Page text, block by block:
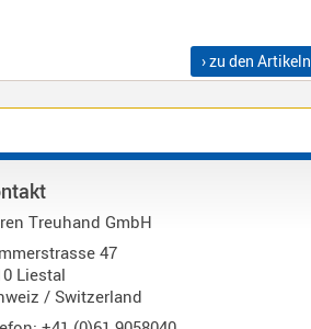
› zu den Artikeln
Treuhand GmbH
47
Liestal
/ Switzerland